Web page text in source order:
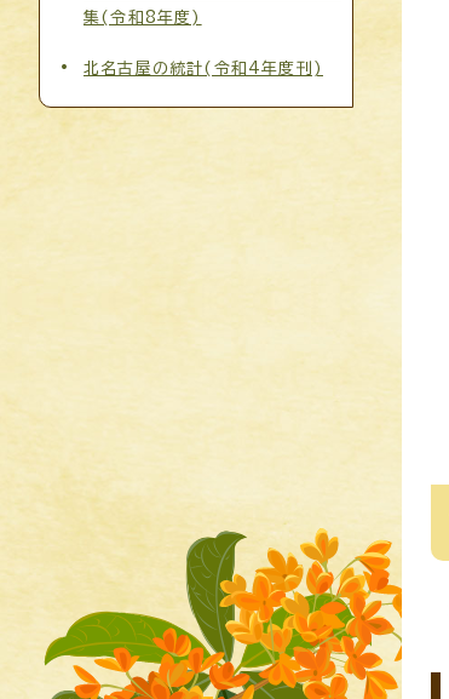
集(令和8年度)
北名古屋の統計(令和4年度刊)